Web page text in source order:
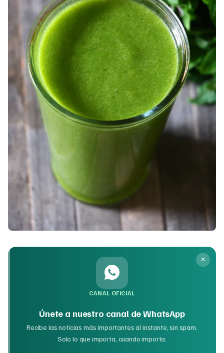
CANAL OFICIAL
Únete a nuestro canal de WhatsApp
Recibe las noticias más importantes al instante, sin spam.
Solo lo que importa, cuando importa.